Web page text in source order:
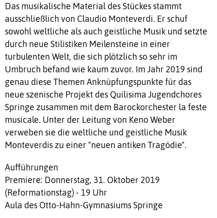
Das musikalische Material des Stückes stammt
ausschließlich von Claudio Monteverdi. Er schuf
sowohl weltliche als auch geistliche Musik und setzte
durch neue Stilistiken Meilensteine in einer
turbulenten Welt, die sich plötzlich so sehr im
Umbruch befand wie kaum zuvor. Im Jahr 2019 sind
genau diese Themen Anknüpfungspunkte für das
neue szenische Projekt des Quilisima Jugendchores
Springe zusammen mit dem Barockorchester la feste
musicale. Unter der Leitung von Keno Weber
verweben sie die weltliche und geistliche Musik
Monteverdis zu einer "neuen antiken Tragödie".
Aufführungen
Premiere: Donnerstag, 31. Oktober 2019
(Reformationstag) - 19 Uhr
Aula des Otto-Hahn-Gymnasiums Springe